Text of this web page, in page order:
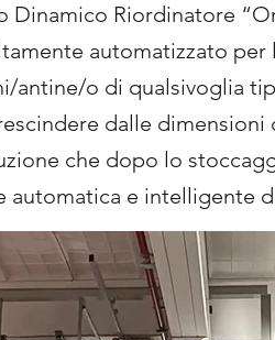
Dinamico Riordinatore
automatizzato
antine/o di qualsivoglia
dalle
che dopo lo
automatica e intelligente